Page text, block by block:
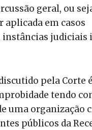
geral, ou
aplicada em casos
instâncias judiciais
pela Corte
tendo
uma organização
públicos da